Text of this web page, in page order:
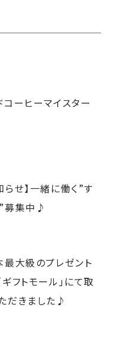
コーヒーマイスター
らせ】一緒に働く”す
募集中♪
最大級のプレゼント
フトモール」にて取
だきました♪